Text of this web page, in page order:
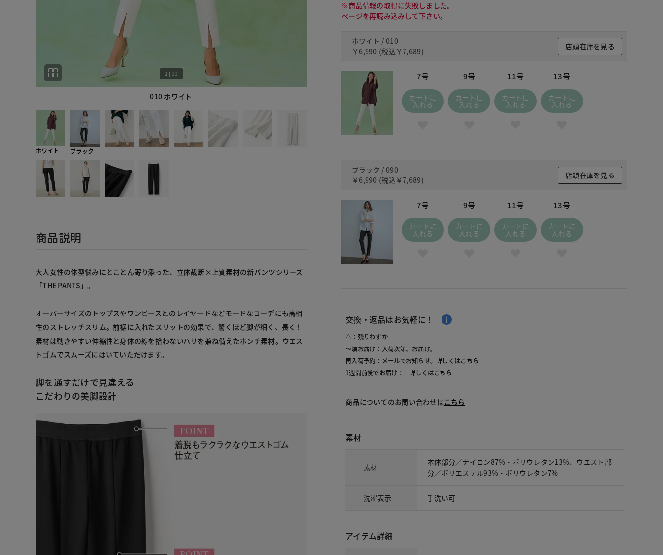
010 ホワイト 090 ブラック
1 | 12
ホワイト ブラック
商品説明
大人女性の体型悩みにとことん寄り添った、立体裁断×上質素材の新パンツシリーズ
「THE PANTS」。
オーバーサイズのトップスやワンピースとのレイヤードなどモードなコーデにも高相
性のストレッチスリム。前裾に入れたスリットの効果で、驚くほど脚が細く、長く！
素材は動きやすい伸縮性と身体の線を拾わないハリを兼ね備えたポンチ素材。ウエス
トゴムでスムーズにはいていただけます。
脚を通すだけで見違える
こだわりの美脚設計
※商品情報の取得に失敗しました。
ページを再読み込みして下さい。
ホワイト / 010
￥6,990 (税込 ￥7,689)
店頭在庫を見る
7号
カートに
入れる
9号
カートに
入れる
11号
カートに
入れる
13号
カートに
入れる
ブラック / 090
￥6,990 (税込 ￥7,689)
店頭在庫を見る
7号
カートに
入れる
9号
カートに
入れる
11号
カートに
入れる
13号
カートに
入れる
交換・返品はお気軽に！
△：残りわずか
～頃お届け：入荷次第、お届け。
再入荷予約：メールでお知らせ。詳しくはこちら
1週間前後でお届け： 詳しくはこちら
商品についてのお問い合わせはこちら
素材
素材
本体部分／ナイロン87%・ポリウレタン13%、ウエスト部
分／ポリエステル93%・ポリウレタン7%
洗濯表示 手洗い可
アイテム詳細